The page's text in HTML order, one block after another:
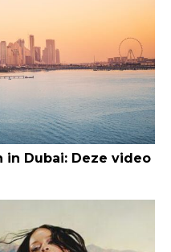
in Dubai: Deze video